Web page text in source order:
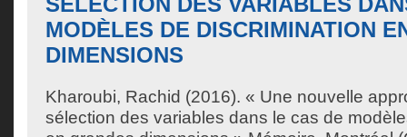
MODÈLES DE DISCRIMINATION
DIMENSIONS
Kharoubi, Rachid (2016). « Une nouvelle
sélection des variables dans le cas de